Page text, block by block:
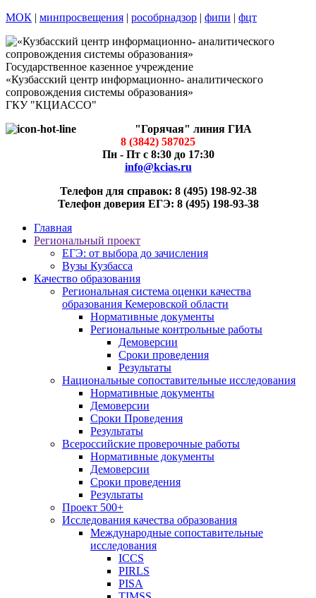
МОК | минпросвещения | рособрнадзор | фипи | фцт
Государственное казенное учреждение
«Кузбасский центр информационно- аналитического
сопровождения системы образования»
ГКУ "КЦИАССО"
"Горячая" линия ГИА
8 (3842) 587025
Пн - Пт с 8:30 до 17:30
info@kcias.ru
Телефон для справок: 8 (495) 198-92-38
Телефон доверия ЕГЭ: 8 (495) 198-93-38
Главная
Региональный проект
ЕГЭ: от выбора до зачисления
Вузы Кузбасса
Качество образования
Региональная система оценки качества
образования Кемеровской области
Нормативные документы
Региональные контрольные работы
Демоверсии
Сроки проведения
Результаты
Национальные сопоставительные исследования
Нормативные документы
Демоверсии
Сроки Проведения
Результаты
Всероссийские проверочные работы
Нормативные документы
Демоверсии
Сроки проведения
Результаты
Проект 500+
Исследования качества образования
Международные сопоставительные
исследования
ICCS
PIRLS
PISA